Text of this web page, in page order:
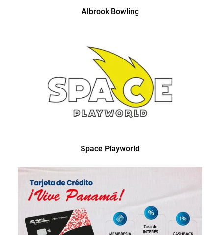
Albrook Bowling
Space Playworld